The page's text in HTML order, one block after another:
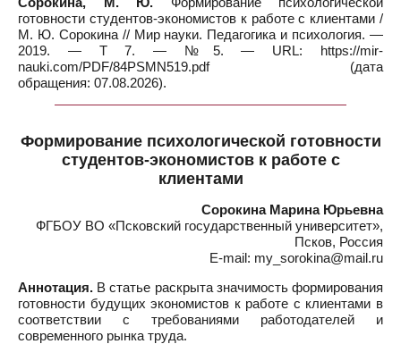
готовности студентов-экономистов к работе с клиентами /
М. Ю. Сорокина // Мир науки. Педагогика и психология. —
2019. — Т 7. — №5. — URL: https://mir-
nauki.com/PDF/84PSMN519.pdf (дата
обращения: 07.08.2026).
Формирование психологической готовности
студентов-экономистов к работе с
клиентами
Сорокина Марина Юрьевна
ФГБОУ ВО «Псковский государственный университет»,
Псков, Россия
E-mail: my_sorokina@mail.ru
Аннотация. В статье раскрыта значимость формирования
готовности будущих экономистов к работе с клиентами в
соответствии с требованиями работодателей и
современного рынка труда.